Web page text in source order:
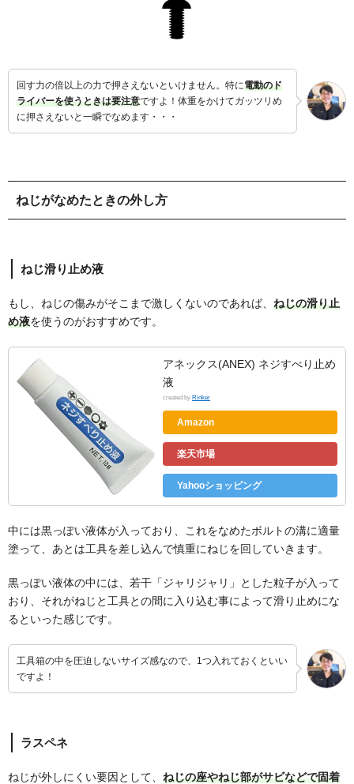
回す力の倍以上の力で押さえないといけません。特に電動のド
ライバーを使うときは要注意ですよ！体重をかけてガッツリめ
に押さえないと一瞬でなめます・・・
ねじがなめたときの外し方
ねじ滑り止め液
もし、ねじの傷みがそこまで激しくないのであれば、 ねじの滑り止
め液を使うのがおすすめです。
アネックス(ANEX) ネジすべり止め
液
created by Rinker
Amazon
楽天市場
Yahooショッピング
中には黒っぽい液体が入っており、これをなめたボルトの溝に適量
塗って、あとは工具を差し込んで慎重にねじを回していきます。
黒っぽい液体の中には、若干「ジャリジャリ」とした粒子が入って
おり、それがねじと工具との間に入り込む事によって滑り止めにな
るといった感じです。
工具箱の中を圧迫しないサイズ感なので、1つ入れておくといい
ですよ！
ラスペネ
ねじが外しにくい要因として、 ねじの座やねじ部がサビなどで固着